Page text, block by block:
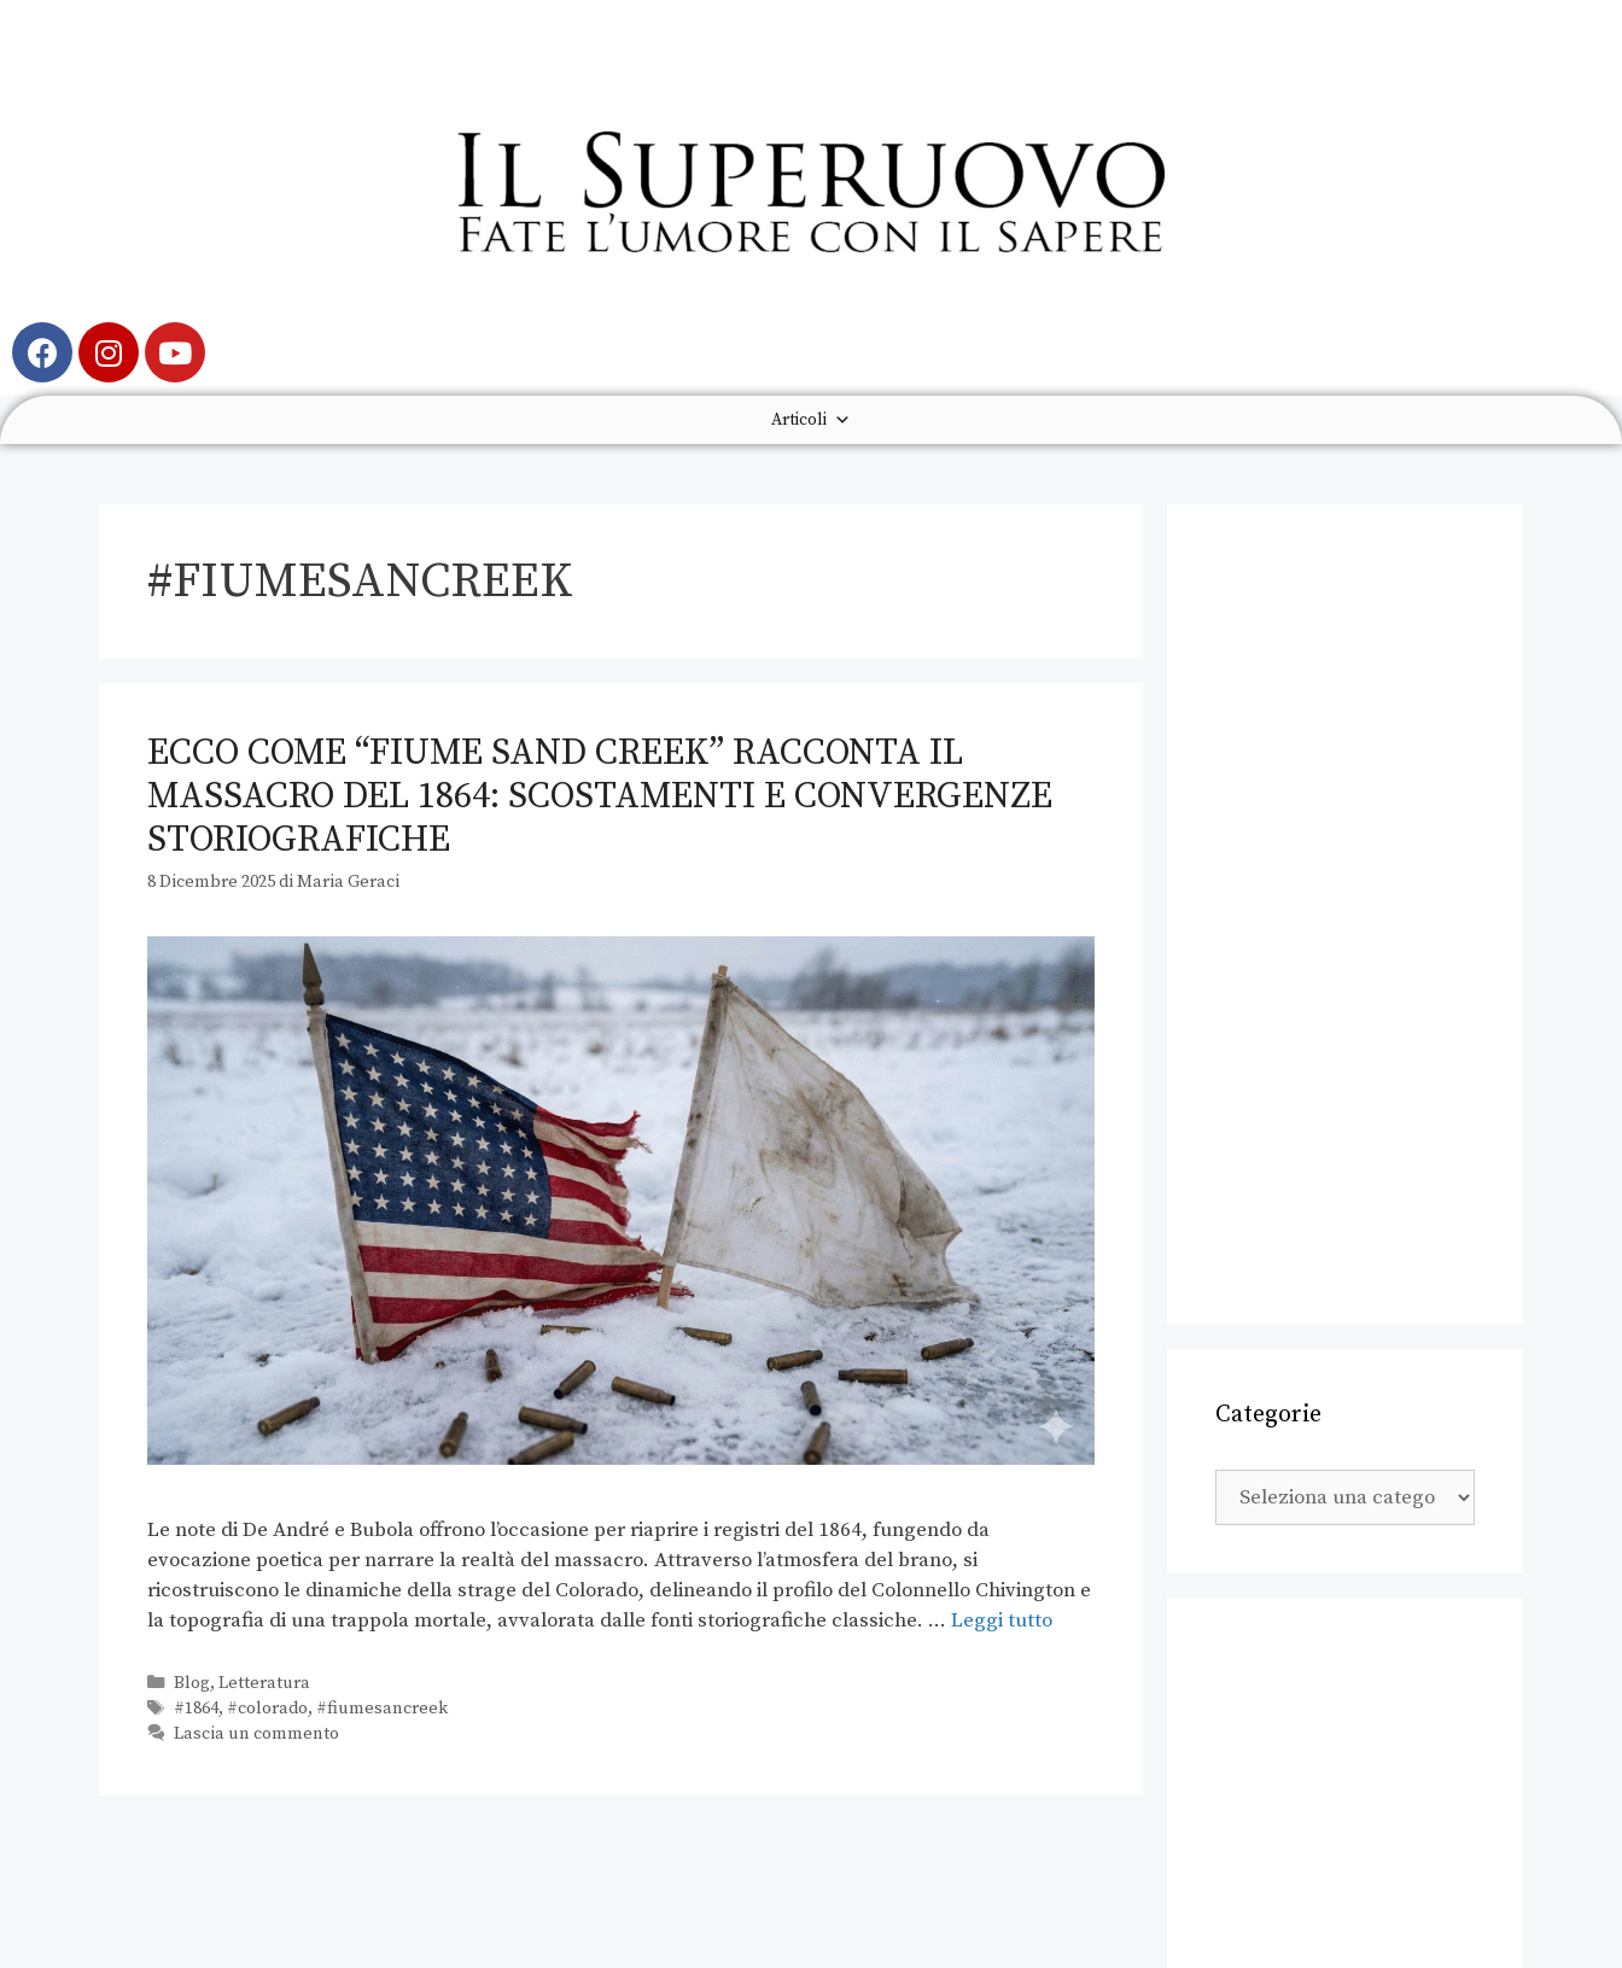
Articoli
#FIUMESANCREEK
ECCO COME “FIUME SAND CREEK” RACCONTA IL
MASSACRO DEL 1864: SCOSTAMENTI E CONVERGENZE
STORIOGRAFICHE
8 Dicembre 2025diMaria Geraci
Le note di De André e Bubola offrono l’occasione per riaprire i registri del 1864, fungendo da
evocazione poetica per narrare la realtà del massacro. Attraverso l’atmosfera del brano, si
ricostruiscono le dinamiche della strage del Colorado, delineando il profilo del Colonnello Chivington e
la topografia di una trappola mortale, avvalorata dalle fonti storiografiche classiche. … Leggi tutto
Blog, Letteratura
#1864, #colorado, #fiumesancreek
Lascia un commento
Categorie